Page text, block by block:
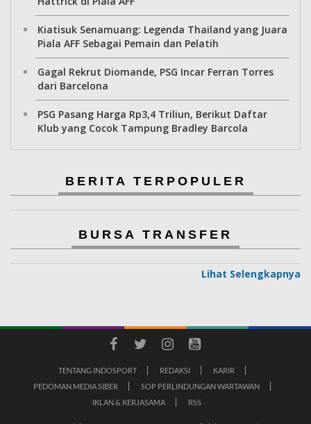
Kiatisuk Senamuang: Legenda Thailand yang Juara
Piala AFF Sebagai Pemain dan Pelatih
Gagal Rekrut Diomande, PSG Incar Ferran Torres
dari Barcelona
PSG Pasang Harga Rp3,4 Triliun, Berikut Daftar
Klub yang Cocok Tampung Bradley Barcola
BERITA TERPOPULER
BURSA TRANSFER
Lihat Selengkapnya
TENTANG INDOSPORT REDAKSI
KARIR
PEDOMAN MEDIA SIBER
SOP PERLINDUNGAN WARTAWAN
IKLAN & KERJASAMA
RSS